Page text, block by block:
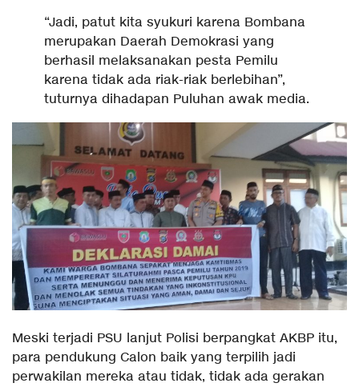
“Jadi, patut kita syukuri karena Bombana
merupakan Daerah Demokrasi yang
berhasil melaksanakan pesta Pemilu
karena tidak ada riak-riak berlebihan”,
tuturnya dihadapan Puluhan awak media.
Meski terjadi PSU lanjut Polisi berpangkat AKBP itu,
para pendukung Calon baik yang terpilih jadi
perwakilan mereka atau tidak, tidak ada gerakan